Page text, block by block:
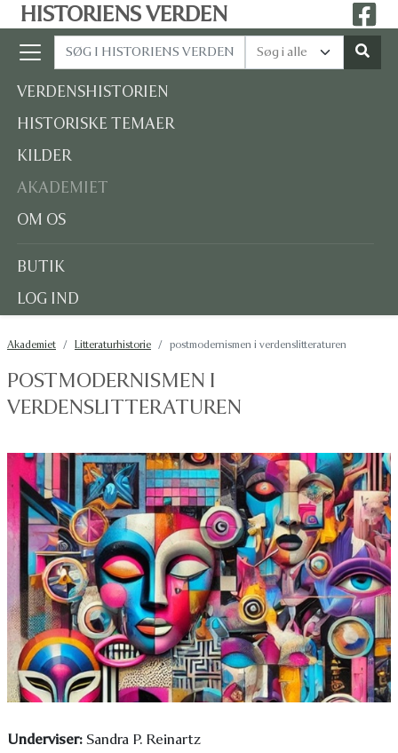
HISTORIENS VERDEN
VERDENSHISTORIEN
HISTORISKE TEMAER
KILDER
AKADEMIET
OM OS
BUTIK
LOG IND
Akademiet Litteraturhistorie postmodernismen i verdenslitteraturen
POSTMODERNISMEN I
VERDENSLITTERATUREN
Underviser:Sandra P. Reinartz